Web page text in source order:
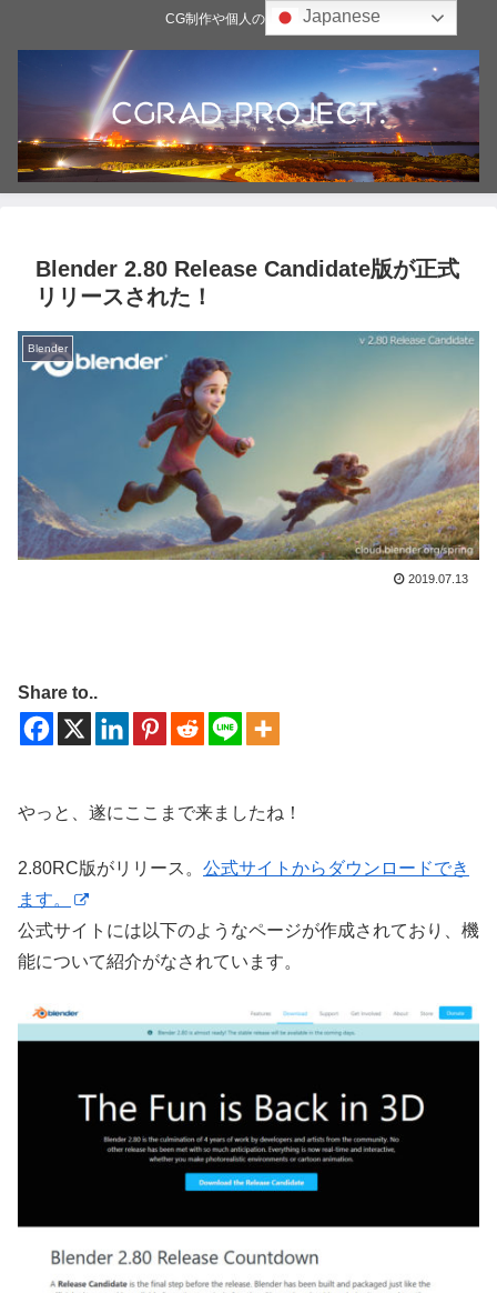
CG制作や個人の雑記ブログ
Blender 2.80 Release Candidate版が正式
リリースされた！
Blender
2019.07.13
Share to..
やっと、遂にここまで来ましたね！
2.80RC版がリリース。 公式サイトからダウンロードでき
ます。
公式サイトには以下のようなページが作成されており、機
能について紹介がなされています。
Japanese